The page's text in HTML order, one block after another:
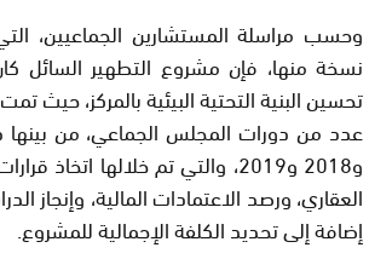
وحسب مراسلة المستشارين الجماعيين،
نسخة منها، فإن مشروع التطهير السائل
تحسين البنية التحتية البيئية بالمركز، حيث
و2018 و2019، والتي تم خلالها اتخاذ
العقاري، ورصد الاعتمادات المالية، وإنجاز
إضافة إلى تحديد الكلفة الإجمالية للمشروع.